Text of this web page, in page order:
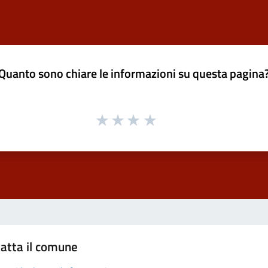
sono chiare le informazioni su questa
il comune